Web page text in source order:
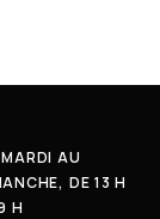
AU
DE 13 H
H